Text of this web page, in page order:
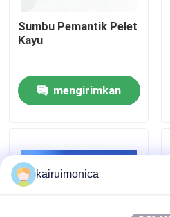
Tur Pabrik
Kontrol kualitas
Berita
Sumbu Pemantik Pelet
Kayu
mengirimkan
kairuimonica